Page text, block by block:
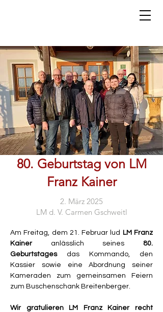
80. Geburtstag von LM
Franz Kainer
2. März 2025
LM d. V. Carmen Gschweitl
Am Freitag, dem 21. Februar lud
LM Franz
Kainer anlässlich seines 80.
Geburtstages das Kommando, den
Kassier sowie eine Abordnung seiner
Kameraden zum gemeinsamen Feiern
zum Buschenschank Breitenberger.
Wir gratulieren LM Franz Kainer
recht